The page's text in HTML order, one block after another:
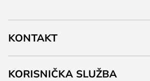
KONTAKT
KORISNIČKA SLUŽBA